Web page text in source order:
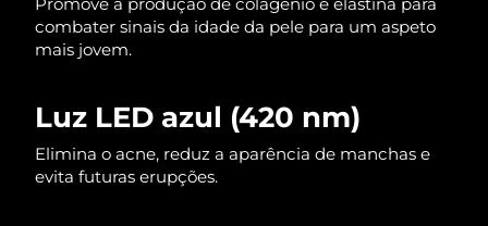
combater sinais da idade da pele para um aspeto
mais jovem.
Luz LED azul (420 nm)
Elimina o acne, reduz a aparência de manchas e
evita futuras erupções.
Polônia
Portugal Entrega prevista
Porto Rico Entrega prevista11/08/2026